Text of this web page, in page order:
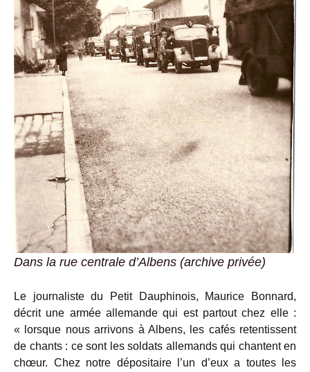
Dans la rue centrale d’Albens (archive privée)
Le journaliste du Petit Dauphinois, Maurice Bonnard,
décrit une armée allemande qui est partout chez elle :
« lorsque nous arrivons à Albens, les cafés retentissent
de chants : ce sont les soldats allemands qui chantent en
chœur. Chez notre dépositaire l’un d’eux a toutes les